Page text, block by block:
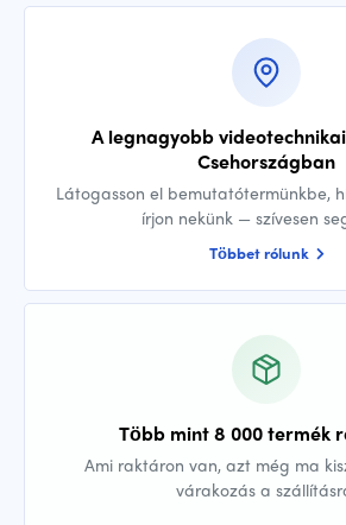
A legnagyobb
Csehországban
Látogasson el bemutatótermünkbe,
írjon nekünk — szívesen
Többet rólunk
Több mint 8 000 termék
Ami raktáron van, azt még ma
várakozás a